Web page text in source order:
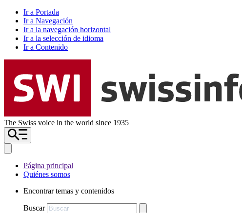
Ir a Portada
Ir a Navegación
Ir a la navegación horizontal
Ir a la selección de idioma
Ir a Contenido
The Swiss voice in the world since 1935
Página principal
Quiénes somos
Encontrar temas y contenidos
Buscar